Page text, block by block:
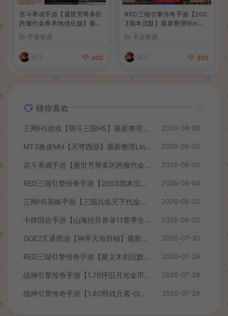
宫斗养成手游【盛世芳華多区
跨服代金券本地优化版】最新
整理单机一键即玩端+Linux
手工服务端+CDK授权后台
+安卓+详细搭建教程
手游资源
波少 300
RED三端引擎传奇手游【200
3我本沉默】最新整理Win系
服务端+安卓苹果PC三端+详
细搭建教程
手游资源
波少 300
猜你喜欢
三网H5游戏【萌斗三国H5】最新整理WIN系服务端+GM后台+详细搭建教程 2026-08-08
MT3换皮MH【天穹西游】最新整理Linux手工服务端+安卓苹果双端+GM后台+详细搭建教程+全套源码+视频教程 2026-08-06
宫斗养成手游【盛世芳華多区跨服代金券本地优化版】最新整理单机一键即玩端+Linux手工服务端+CDK授权后台+安卓+详细搭建教程 2026-08-05
RED三端引擎传奇手游【2003我本沉默】最新整理Win系服务端+安卓苹果PC三端+详细搭建教程 2026-08-04
三网H5策略手游【三国兵临天下代金券内购七合修复版】最新整理单机一键即玩镜像端+Linux手工服务端+管理后台+GM授权后台+简易安卓客户端+详细搭建教程+视频教程 2026-08-02
卡牌回合手游【山海经异兽录11赛季全人物代金券内购版】最新整理WIN系服务端+授权GM后台+管理后台+热更修改工具+安卓+详细搭建教程 2026-08-02
GGE2互通西游【神界天海西柚】最新整理Win系服务端+安卓苹果PC三端+内置GM工具+全套源码+详细搭建教程+视频教程 2026-07-30
RED三端引擎传奇手游【聚义木剑沉默高仿嘟嘟沉默】最新整理Win系服务端+安卓苹果PC三端+详细搭建教程 2026-07-29
战神引擎传奇手游【1.76怀旧月光金币版】最新整理Win系复古服务端+安卓苹果双端+GM授权物品后台+详细搭建教程 2026-07-29
战神引擎传奇手游【1.80野战元素-白猪7.2免授权】最新整理Win系特色服务端+安卓+GM授权物品后台+详细搭建教程 2026-07-28